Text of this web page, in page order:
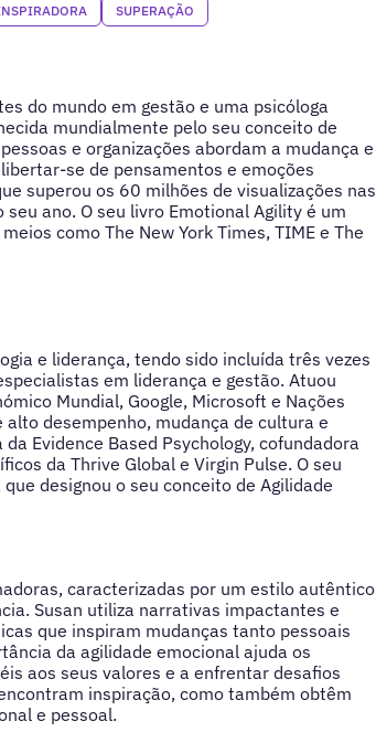
SUPERAÇÃO
do mundo em gestão e uma psicóloga
mundialmente pelo seu conceito de
e organizações abordam a mudança e
se de pensamentos e emoções
superou os 60 milhões de visualizações nas
ano. O seu livro Emotional Agility é um
como The New York Times, TIME e The
e liderança, tendo sido incluída três vezes
em liderança e gestão. Atuou
Mundial, Google, Microsoft e Nações
desempenho, mudança de cultura e
Evidence Based Psychology, cofundadora
da Thrive Global e Virgin Pulse. O seu
designou o seu conceito de Agilidade
caracterizadas por um estilo autêntico
Susan utiliza narrativas impactantes e
que inspiram mudanças tanto pessoais
da agilidade emocional ajuda os
aos seus valores e a enfrentar desafios
inspiração, como também obtêm
e pessoal.